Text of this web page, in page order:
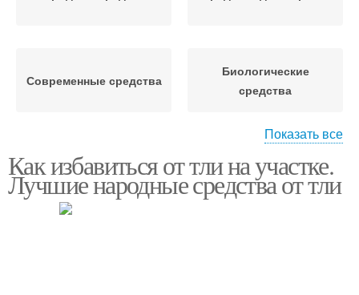
Современные средства
Биологические
средства
Подручные средства Специальные средства
Показать все
Как избавиться от тли на участке.
Лучшие народные средства от тли